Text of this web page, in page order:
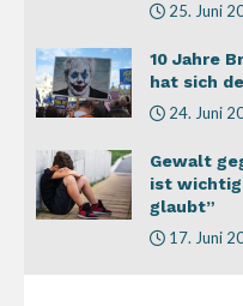
25. Juni
10 Jahre
hat sich
24. Juni
Gewalt
ist
glaubt”
17. Juni